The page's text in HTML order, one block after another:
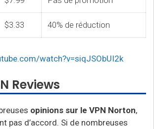
$3.33 40% de réduction
watch?v=siqJSObUI2k
Reviews
opinions sur le VPN Norton,
pas d’accord. Si de nombreuses